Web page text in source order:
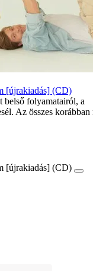
[újrakiadás] (CD)
belső folyamatairól, a
Az összes korábban
[újrakiadás] (CD)